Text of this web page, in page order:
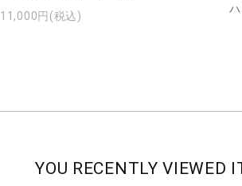
11,000円(税込)
YOU RECENTLY VIEWED